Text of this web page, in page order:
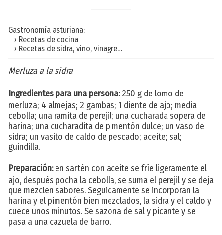
Gastronomía asturiana:
› Recetas de cocina
› Recetas de sidra, vino, vinagre…
Merluza a la sidra
Ingredientes para una persona:250 g de lomo de
merluza; 4 almejas; 2 gambas; 1 diente de ajo; media
cebolla; una ramita de perejil; una cucharada sopera de
harina; una cucharadita de pimentón dulce; un vaso de
sidra; un vasito de caldo de pescado; aceite; sal;
guindilla.
Preparación:en sartén con aceite se fríe ligeramente el
ajo, después pocha la cebolla, se suma el perejil y se deja
que mezclen sabores. Seguidamente se incorporan la
harina y el pimentón bien mezclados, la sidra y el caldo y
cuece unos minutos. Se sazona de sal y picante y se
pasa a una cazuela de barro.